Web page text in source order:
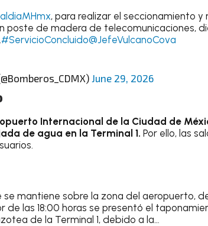
, para realizar el seccionamiento y
poste de madera de telecomunicaciones,
#ServicioConcluido@JefeVulcanoCova
June 29, 2026
Internacional de la Ciudad de
de agua en la Terminal 1. Por ello, las
mantiene sobre la zona del aeropuerto,
las 18:00 horas se presentó el
de la Terminal 1, debido a la…